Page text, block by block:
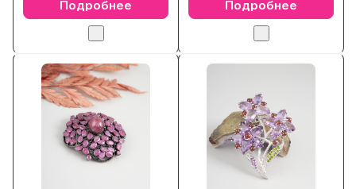
Подробнее Подробнее